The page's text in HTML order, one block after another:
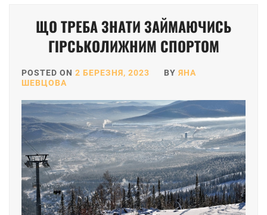
ЩО ТРЕБА ЗНАТИ ЗАЙМАЮЧИСЬ
ГІРСЬКОЛИЖНИМ СПОРТОМ
POSTED ON 2 БЕРЕЗНЯ, 2023 BY ЯНА
ШЕВЦОВА